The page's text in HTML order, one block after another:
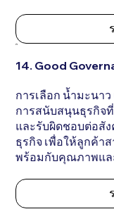
14. Good
การเลือก น้ำมะนา
การสนับสนุนธุรกิจ
และรับผิดชอบต่อสั
ธุรกิจ เพื่อให้ลูกค้า
พร้อมกับคุณภาพแ